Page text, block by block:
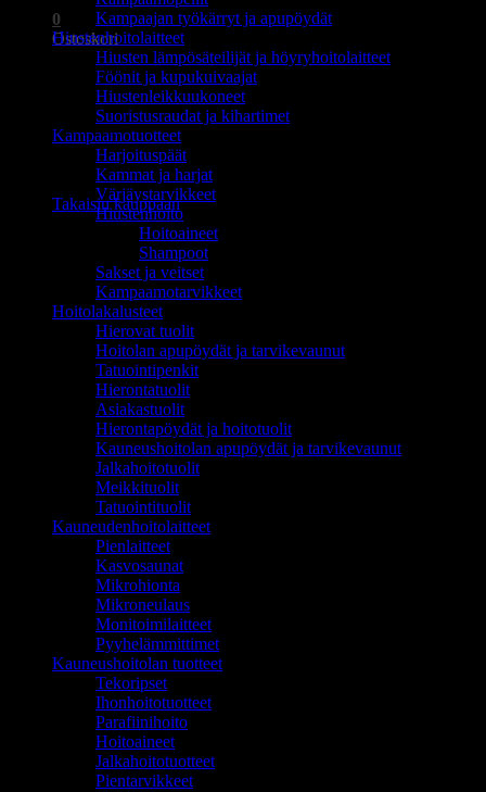
0
Ostoskori
Ostoskori on tyhjä.
Takaisin kauppaan
Kampaajan työkärryt ja apupöydät
Hiustenhoitolaitteet
Hiusten lämpösäteilijät ja höyryhoitolaitteet
Föönit ja kupukuivaajat
Hiustenleikkuukoneet
Suoristusraudat ja kihartimet
Kampaamotuotteet
Harjoituspäät
Kammat ja harjat
Värjäystarvikkeet
Hiustenhoito
Hoitoaineet
Shampoot
Sakset ja veitset
Kampaamotarvikkeet
Hoitolakalusteet
Hierovat tuolit
Hoitolan apupöydät ja tarvikevaunut
Tatuointipenkit
Hierontatuolit
Asiakastuolit
Hierontapöydät ja hoitotuolit
Kauneushoitolan apupöydät ja tarvikevaunut
Jalkahoitotuolit
Meikkituolit
Tatuointituolit
Kauneudenhoitolaitteet
Pienlaitteet
Kasvosaunat
Mikrohionta
Mikroneulaus
Monitoimilaitteet
Pyyhelämmittimet
Kauneushoitolan tuotteet
Tekoripset
Ihonhoitotuotteet
Parafiinihoito
Hoitoaineet
Jalkahoitotuotteet
Pientarvikkeet